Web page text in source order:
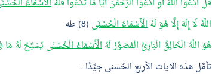
قُلِ ادْعُوا اللَّهَ أَوِ ادْعُوا الرَّحْمَنَ أَيًّا مَا تَدْعُوا فَلَهُالْأَسْمَاءُ
اللَّهُ لَا إِلَهَ إِلَّا هُوَ لَهُالْأَسْمَاءُ الْحُسْنَى (8) طه
هُوَ اللَّهُ الْخَالِقُ الْبَارِئُ الْمُصَوِّرُ لَهُالْأَسْمَاءُ الْحُسْنَى يُسَبِّحُ لَهُ مَا
تأمَّل هذه الآيات الأربع الحُسنى جيِّدًا..